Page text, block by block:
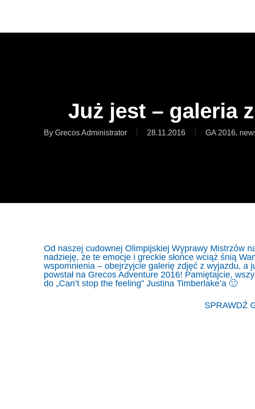
Już jest – galeria
By Grecos Administrator 28.11.2016 GA 2016,
Od naszej cudownej Olimpijskiej Wyprawy Mistrzów
nadzieję, że te emocje i greckie słońce wciąż śnią
wspomnienia – obejrzyjcie galerię zdjęć z wyjazdu, a
powstał na Grecos Adventure 2016! Pamiętajcie,
do „Can’t stop the feeling” Justina Timberlake’a 🙂
SPRAWDŹ